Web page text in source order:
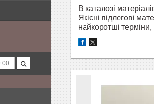
В каталозі
Якісні підлогові
найкоротші терміни,